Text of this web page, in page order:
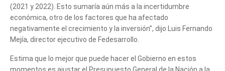
(2021 y 2022). Esto sumaría aún más a la incertidumbre
económica, otro de los factores que ha afectado
negativamente el crecimiento y la inversión”, dijo Luis Fernando
Mejía, director ejecutivo de Fedesarrollo.
Estima que lo mejor que puede hacer el Gobierno en estos
momentos es ajustar el Presupuesto General de la Nación a la